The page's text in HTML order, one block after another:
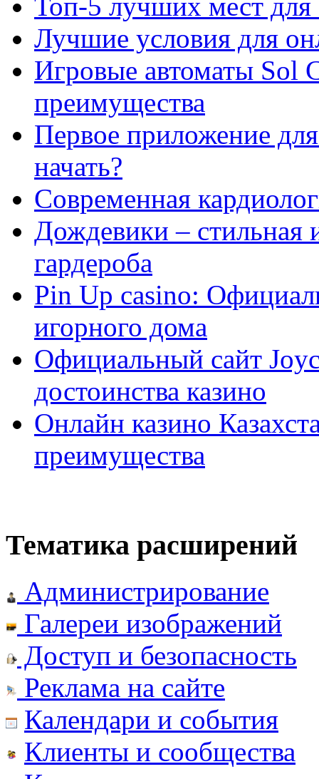
Топ-5 лучших мест для
Лучшие условия для
Игровые автоматы Sol
преимущества
Первое приложение
начать?
Современная
Дождевики – стильная
гардероба
Pin Up casino:
игорного дома
Официальный сайт
достоинства казино
Онлайн казино
преимущества
Тематика расширений
Администрирование
Галереи изображений
Доступ и безопасность
Реклама на сайте
Календари и события
Клиенты и сообщества